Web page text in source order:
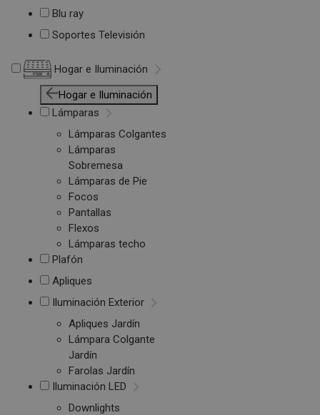
Blu ray
Soportes Televisión
Hogar e Iluminación
Hogar e Iluminación
Lámparas
Lámparas Colgantes
Lámparas
Sobremesa
Lámparas de Pie
Focos
Pantallas
Flexos
Lámparas techo
Plafón
Apliques
Iluminación Exterior
Apliques Jardín
Lámpara Colgante
Jardín
Farolas Jardín
Iluminación LED
Downlights